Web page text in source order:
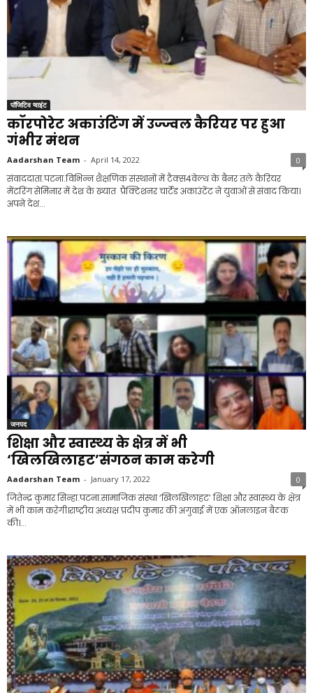
पॉजिटिव प्वाइंट
कॉरपोरेट अकाउंटिंग में उज्ज्वल कैरियर पर हुआ
गंभीर मंथन
Aadarshan Team - April 14, 2022 0
संवाददाता.पटना.विभिन्न शैक्षणिक संस्थानों में टैक्स4वेल्थ के बैनर तले कैरियर
मेंटरिंग सेमिनार में देश के ख्यात प्रैक्टिशनर चार्टेड अकाउंटेंट ने युवाओं से संवाद किया।
अपने देश...
जनपद
शिक्षा और स्वास्थ्य के क्षेत्र में भी
‘खिलखिलाहट’संगठन काम करेगी
Aadarshan Team - January 17, 2022 0
जितेन्द्र कुमार सिन्हा.पटना.सामाजिक संस्था ‘खिलखिलाहट’ शिक्षा और स्वास्थ्य के क्षेत्र
में भी काम करेगी।राष्ट्रीय अध्यक्ष प्रदीप कुमार की अगुवाई में एक ऑनलाइन बैठक
की।...